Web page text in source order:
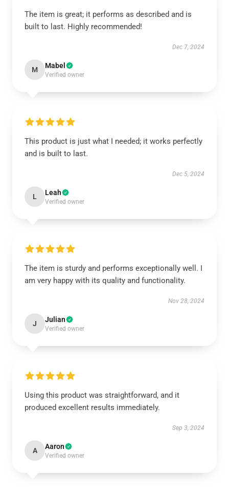
The item is great; it performs as described and is
built to last. Highly recommended!
Dec 7, 2024
M Mabel
Verified owner
This product is just what I needed; it works perfectly
and is built to last.
Dec 5, 2024
L Leah
Verified owner
The item is sturdy and performs exceptionally well. I
am very happy with its quality and functionality.
Nov 28, 2024
J Julian
Verified owner
Using this product was straightforward, and it
produced excellent results immediately.
Sep 3, 2024
A Aaron
Verified owner